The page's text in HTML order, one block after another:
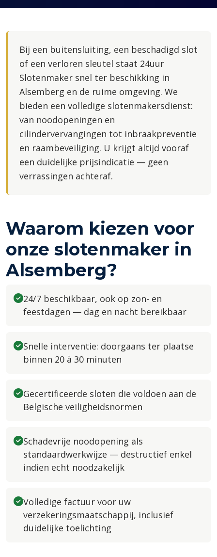
Bij een buitensluiting, een beschadigd slot
of een verloren sleutel staat 24uur
Slotenmaker snel ter beschikking in
Alsemberg en de ruime omgeving. We
bieden een volledige slotenmakersdienst:
van noodopeningen en
cilindervervangingen tot inbraakpreventie
en raambeveiliging. U krijgt altijd vooraf
een duidelijke prijsindicatie — geen
verrassingen achteraf.
Waarom kiezen voor
onze slotenmaker in
Alsemberg?
24/7 beschikbaar, ook op zon- en
feestdagen — dag en nacht bereikbaar
Snelle interventie: doorgaans ter plaatse
binnen 20 à 30 minuten
Gecertificeerde sloten die voldoen aan de
Belgische veiligheidsnormen
Schadevrije noodopening als
standaardwerkwijze — destructief enkel
indien echt noodzakelijk
Volledige factuur voor uw
verzekeringsmaatschappij, inclusief
duidelijke toelichting